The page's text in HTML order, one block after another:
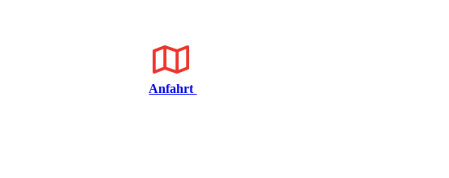
Anfahrt